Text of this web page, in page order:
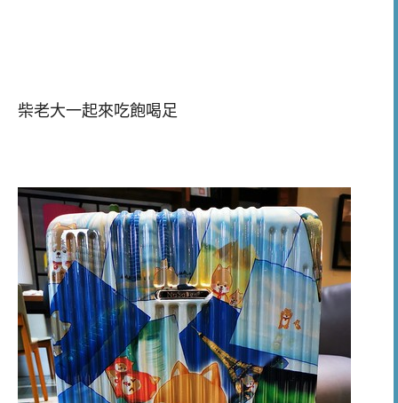
柴老大一起來吃飽喝足